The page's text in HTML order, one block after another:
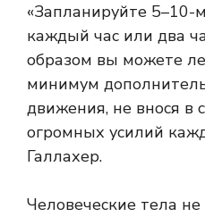
«Запланируйте 5–10-
каждый час или два
образом вы можете
минимум
движения, не внося в
огромных усилий
Галлахер.
Человеческие тела